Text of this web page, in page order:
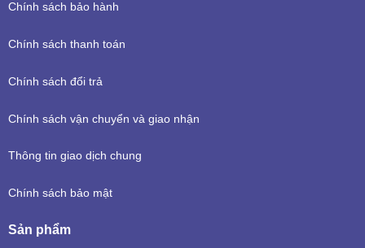
Chính sách bảo hành
Chính sách thanh toán
Chính sách đổi trả
Chính sách vận chuyển và giao nhận
Thông tin giao dịch chung
Chính sách bảo mật
Sản phẩm